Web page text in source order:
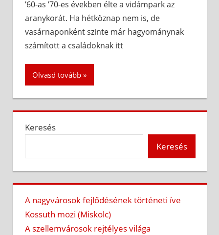
’60-as ’70-es években élte a vidámpark az
aranykorát. Ha hétköznap nem is, de
vasárnaponként szinte már hagyománynak
számított a családoknak itt
Olvasd tovább
Keresés
Keresés
A nagyvárosok fejlődésének történeti íve
Kossuth mozi (Miskolc)
A szellemvárosok rejtélyes világa